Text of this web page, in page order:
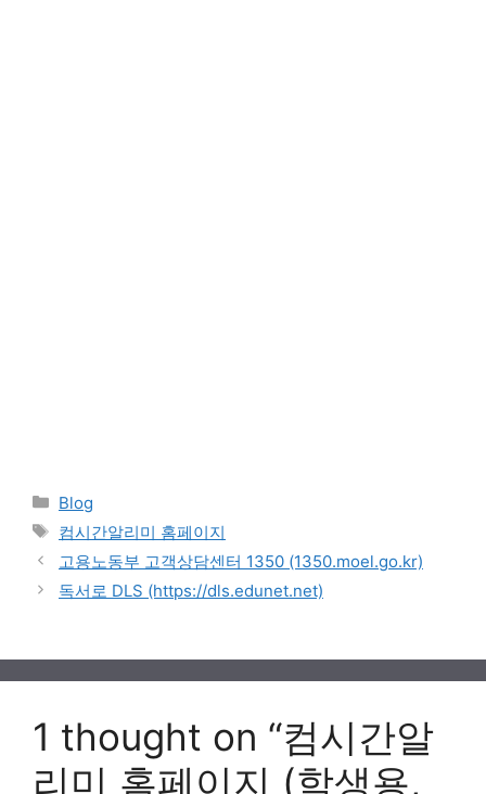
Categories
Blog
Tags
컴시간알리미 홈페이지
고용노동부 고객상담센터 1350 (1350.moel.go.kr)
독서로 DLS (https://dls.edunet.net)
1 thought on “컴시간알
리미 홈페이지 (학생용,